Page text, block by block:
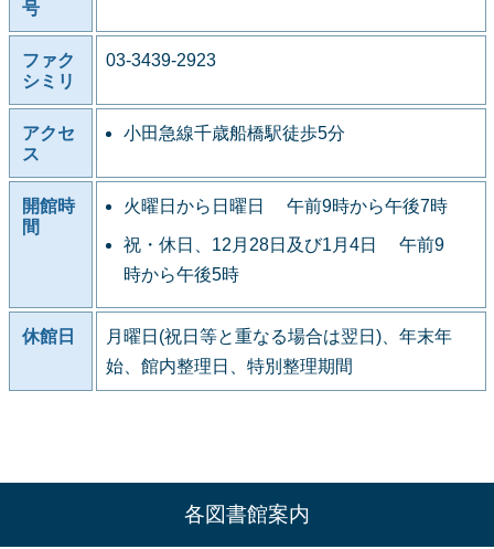
号
ファク
シミリ
03-3439-2923
アクセ
ス
小田急線千歳船橋駅徒歩5分
開館時
間
火曜日から日曜日 午前9時から午後7時
祝・休日、12月28日及び1月4日 午前9
時から午後5時
休館日
月曜日(祝日等と重なる場合は翌日)、年末年
始、館内整理日、特別整理期間
各図書館案内